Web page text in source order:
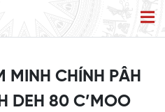
MINH CHÍNH PÂH
DEH 80 C’MOO